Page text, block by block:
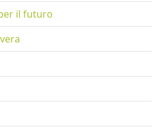
il futuro